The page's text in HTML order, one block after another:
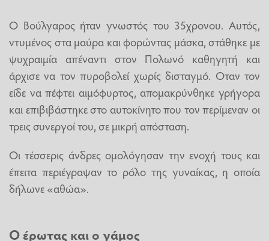
Ο Βούλγαρος ήταν γνωστός του 35χρονου. Αυτός,
ντυμένος στα μαύρα και φορώντας μάσκα, στάθηκε με
ψυχραιμία απέναντι στον Πολωνό καθηγητή και
άρχισε να τον πυροβολεί χωρίς δισταγμό. Οταν τον
είδε να πέφτει αιμόφυρτος, απομακρύνθηκε γρήγορα
και επιβιβάστηκε στο αυτοκίνητο που τον περίμεναν οι
τρεις συνεργοί του, σε μικρή απόσταση.
Οι τέσσερις άνδρες ομολόγησαν την ενοχή τους και
έπειτα περιέγραψαν το ρόλο της γυναίκας, η οποία
δήλωνε «αθώα».
Ο έρωτας και ο γάμος